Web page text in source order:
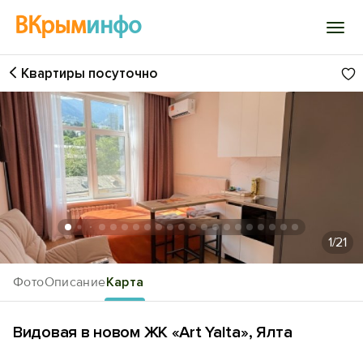
ВКрыминфо
Войти
Избранное
История просмотра
Добавить свой объект
ФотоОписаниеКарта
Квартиры посуточно
1/21
Видовая в новом ЖК «Art Yalta», Ялта